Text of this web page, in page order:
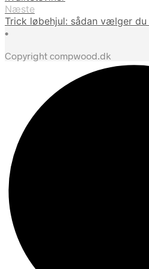
Næste
Trick løbehjul: sådan vælger
•
Copyright compwood.dk